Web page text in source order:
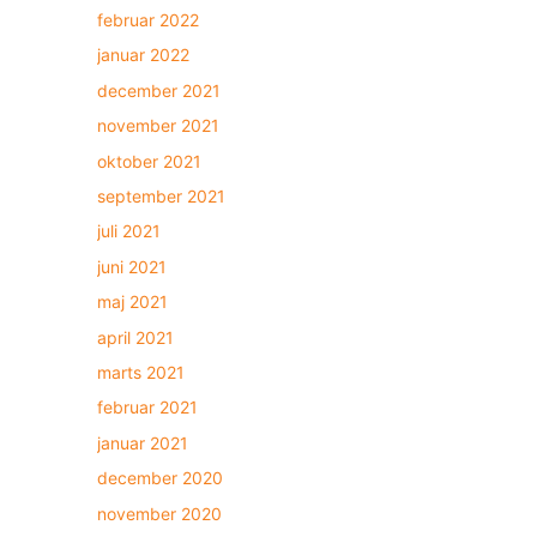
februar 2022
januar 2022
december 2021
november 2021
oktober 2021
september 2021
juli 2021
juni 2021
maj 2021
april 2021
marts 2021
februar 2021
januar 2021
december 2020
november 2020